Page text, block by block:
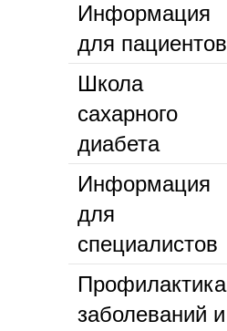
Информация
для пациентов
Школа
сахарного
диабета
Информация
для
специалистов
Профилактика
заболеваний и